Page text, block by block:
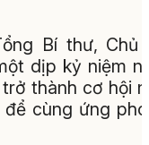
Bí thư, Chủ
dịp kỷ niệm
thành cơ hội
cùng ứng